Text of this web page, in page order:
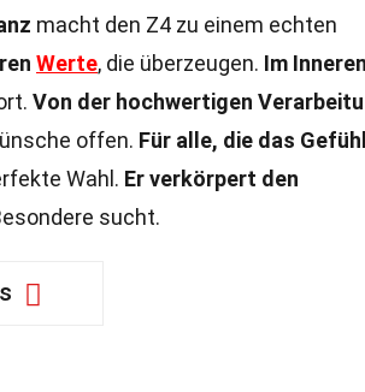
macht den Z4 zu einem echten
Werte, die überzeugen. Im
Von der hochwertigen
offen. Für alle, die das
Wahl. Er verkörpert den
sucht.